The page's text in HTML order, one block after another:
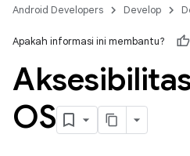
Android Developers Develop
Apakah informasi ini membantu?
OS